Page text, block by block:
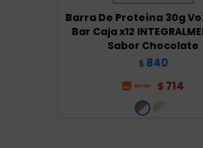
Barra De Proteína 30g
Bar Caja x12
Sabor Chocolate
$ 840
$ 714